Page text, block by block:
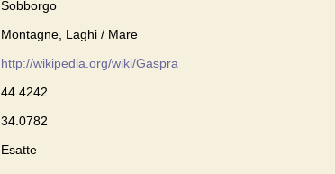
Sobborgo
Montagne, Laghi / Mare
http://wikipedia.org/wiki/Gaspra
44.4242
34.0782
Esatte